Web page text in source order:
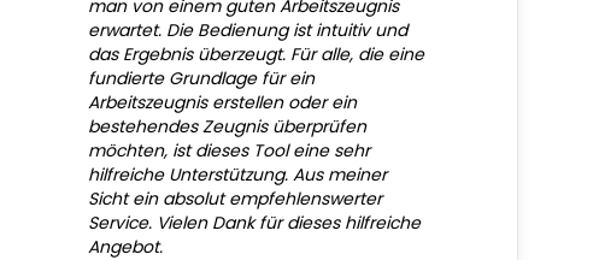
man von einem guten Arbeitszeugnis
erwartet. Die Bedienung ist intuitiv und
das Ergebnis überzeugt. Für alle, die eine
fundierte Grundlage für ein
Arbeitszeugnis erstellen oder ein
bestehendes Zeugnis überprüfen
möchten, ist dieses Tool eine sehr
hilfreiche Unterstützung. Aus meiner
Sicht ein absolut empfehlenswerter
Service. Vielen Dank für dieses hilfreiche
Angebot.